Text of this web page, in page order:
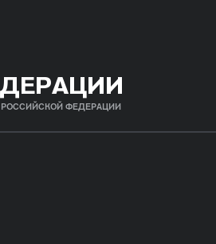
ФЕДЕРАЦИИ